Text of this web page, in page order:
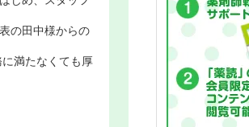
の田中様からの
満たなくても厚